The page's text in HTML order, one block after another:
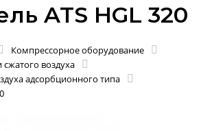
ATS HGL 320
Компрессорное оборудование
сжатого воздуха
адсорбционного типа